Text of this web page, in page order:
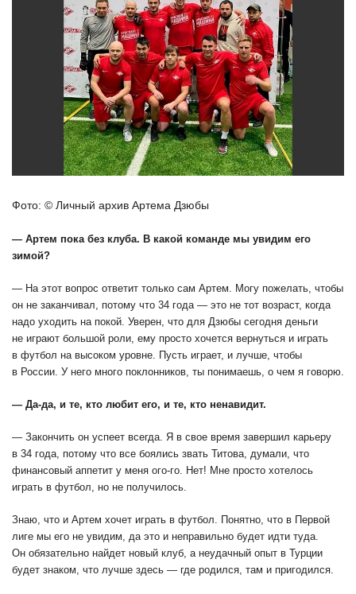
Фото: © Личный архив Артема Дзюбы
— Артем пока без клуба. В какой команде мы увидим его
зимой?
— На этот вопрос ответит только сам Артем. Могу пожелать, чтобы
он не заканчивал, потому что 34 года — это не тот возраст, когда
надо уходить на покой. Уверен, что для Дзюбы сегодня деньги
не играют большой роли, ему просто хочется вернуться и играть
в футбол на высоком уровне. Пусть играет, и лучше, чтобы
в России. У него много поклонников, ты понимаешь, о чем я говорю.
— Да-да, и те, кто любит его, и те, кто ненавидит.
— Закончить он успеет всегда. Я в свое время завершил карьеру
в 34 года, потому что все боялись звать Титова, думали, что
финансовый аппетит у меня ого-го. Нет! Мне просто хотелось
играть в футбол, но не получилось.
Знаю, что и Артем хочет играть в футбол. Понятно, что в Первой
лиге мы его не увидим, да это и неправильно будет идти туда.
Он обязательно найдет новый клуб, а неудачный опыт в Турции
будет знаком, что лучше здесь — где родился, там и пригодился.